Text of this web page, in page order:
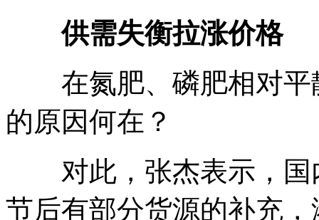
供需失衡拉涨价格
在氮肥、磷肥相对平
的原因何在？
对此，张杰表示，国
节后有部分货源的补充